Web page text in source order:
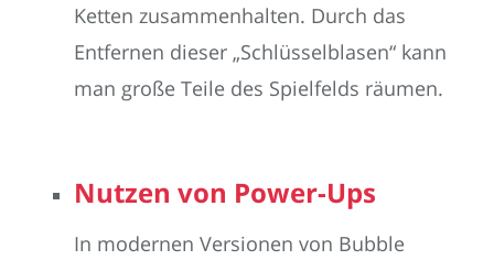
Ketten zusammenhalten. Durch das
Entfernen dieser „Schlüsselblasen“ kann
man große Teile des Spielfelds räumen.
Nutzen von Power-Ups
In modernen Versionen von Bubble